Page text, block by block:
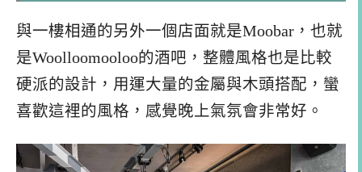
與一樓相通的另外一個店面就是Moobar，也就
是Woolloomooloo的酒吧，整體風格也是比較
硬派的設計，用運大量的金屬與木頭搭配，蠻
喜歡這裡的風格，感覺晚上氣氛會非常好。